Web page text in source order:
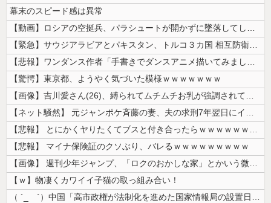
幕末のスピード感は異常
【動画】ロシアの空挺兵、パラシュートが開かずに墜落してしまう。
【緊急】サウジアラビアとパキスタン、トルコ３カ国 相互防衛協定締結
【悲報】ワンダンス作者「手書きでダンスアニメ描いてみました」←アニメの...
【驚愕】東京都、ようやく気づいた模様ｗｗｗｗｗｗｗ
【画像】吉川愛さん(26)、縛られてムチムチお乳が強調されてしまう
【ネット騒然】 元ジャンポケ斉藤の妻、夫の求刑7年翌日にインスタ更新！...
【悲報】 とにかくヤりたくてブスと付き合ったらｗｗｗｗｗｗｗｗｗｗｗｗ...
【悲報】 マイナ保険証のクソぶり、バレるｗｗｗｗｗｗｗｗｗ
【画像】 週刊少年ジャンプ、「ロクのおかしな家」とかいう微妙な漫画を巻...
【ｗ】物凄くカワイイ子猫の取っ組み合い！
（ ´_ゝ`）中国「高市政権が法制化を進めた国家情報局の設置日が7月3...